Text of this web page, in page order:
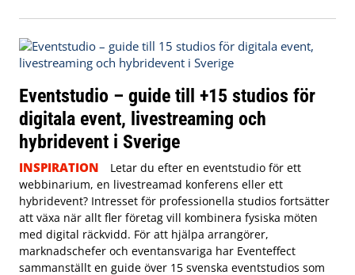
Eventstudio – guide till +15 studios för
digitala event, livestreaming och
hybridevent i Sverige
INSPIRATION
Letar du efter en eventstudio för ett
webbinarium, en livestreamad konferens eller ett
hybridevent? Intresset för professionella studios fortsätter
att växa när allt fler företag vill kombinera fysiska möten
med digital räckvidd. För att hjälpa arrangörer,
marknadschefer och eventansvariga har Eventeffect
sammanställt en guide över 15 svenska eventstudios som